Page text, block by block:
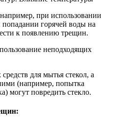
при использовании
горячей воды на
к появлению трещин.
неподходящих
для мытья стекол, а
(например, попытка
могут повредить стекло.